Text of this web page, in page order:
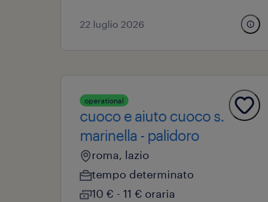
22 luglio 2026
operational
cuoco e aiuto cuoco s.
marinella - palidoro
roma, lazio
tempo determinato
10 € - 11 € oraria